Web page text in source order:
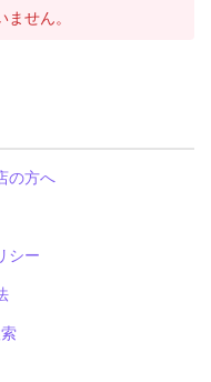
せん。
の方へ
シー